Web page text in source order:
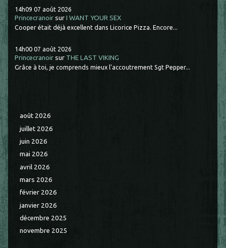
14h09 07 août 2026
Princecranoir surI WANT YOUR SEX
Cooper était déjà excellent dans Licorice Pizza. Encore...
14h00 07 août 2026
Princecranoir sur THE LAST VIKING
Grâce à toi, je comprends mieux l'accoutrement Sgt Pepper...
août 2026
juillet 2026
juin 2026
mai 2026
avril 2026
mars 2026
février 2026
janvier 2026
décembre 2025
novembre 2025